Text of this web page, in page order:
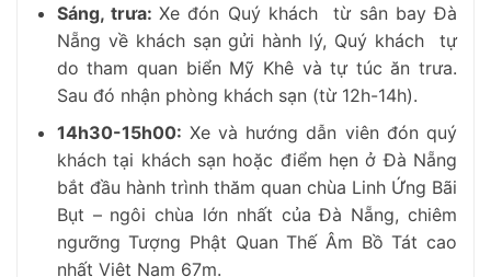
Sáng, trưa:Xe đón Quý khách từ sân bay Đà
Nẵng về khách sạn gửi hành lý, Quý khách tự
do tham quan biển Mỹ Khê và tự túc ăn trưa.
Sau đó nhận phòng khách sạn (từ 12h-14h).
14h30-15h00: Xe và hướng dẫn viên đón quý
khách tại khách sạn hoặc điểm hẹn ở Đà Nẵng
bắt đầu hành trình thăm quan chùa Linh Ứng Bãi
Bụt – ngôi chùa lớn nhất của Đà Nẵng, chiêm
ngưỡng Tượng Phật Quan Thế Âm Bồ Tát cao
nhất Việt Nam 67m.